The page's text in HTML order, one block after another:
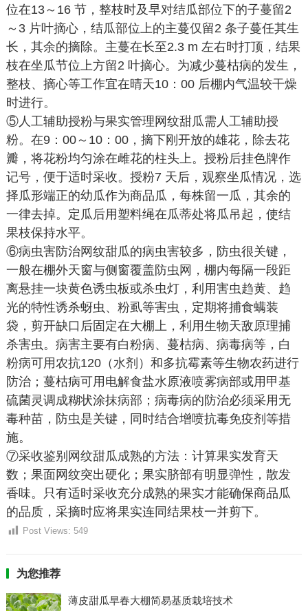
位在13～16 节，整枝时及早对结瓜部位下的子蔓留2
～3 片叶摘心，结瓜部位上的主蔓仅留2 条子蔓任其生
长，其余的摘除。主蔓在长至2.3 m 左右时打顶，结果
枝在坐瓜节位上方留2 叶摘心。为减少蔓枯病的发生，
整枝、摘心等工作宜在晴天10：00 后棚内气温较干燥
时进行。
⑤人工辅助授粉与果实管理网纹甜瓜需人工辅助授
粉。在9：00～10：00，摘下刚开放的雄花，除去花
瓣，将花粉均匀涂在雌花的柱头上。授粉后挂色牌作
记号，便于适时采收。授粉7 天后，观察坐瓜情况，选
择瓜形端正的幼瓜作为商品瓜，每株留一瓜，其余的
一律去掉。定瓜后用塑料绳在瓜蒂处将瓜吊起，使结
果枝保持水平。
⑥病虫害防治网纹甜瓜的病虫害较多，防虫很关键，
一般在棚外天窗与侧窗覆盖防虫网，棚内每隔一段距
离悬挂一块黄色诱虫板或杀虫灯，利用害虫趋黄、趋
光的特性诱杀蚜虫、粉虱等害虫，定期将捕食螨装
袋，剪开缺口后固定在大棚上，利用生物天敌原理捕
杀害虫。病害主要有白粉病、蔓枯病、病毒病等，白
粉病可用农抗120（水剂）和多抗霉素等生物农药进行
防治；蔓枯病可用电解食盐水原液喷雾病部或用甲基
硫菌灵调成糊状涂抹病部；病毒病的防治必须采用无
毒种苗，防虫是关键，同时结合增喷抗毒免疫剂等措
施。
⑦采收鉴别网纹甜瓜成熟的方法：计算果实发育天
数；果面网纹突出硬化；果实脐部有明显弹性，散发
香味。只有适时采收充分成熟的果实才能确保商品瓜
的品质，采摘时应将果实连同结果枝一并剪下。
Post Views: 549
为您推荐
薄皮甜瓜早春大棚简易基质栽培技术